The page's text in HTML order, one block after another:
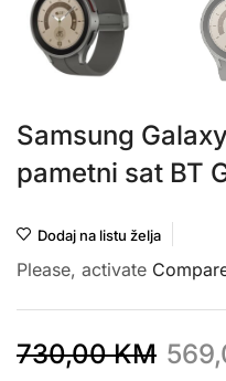
Samsung
pametni sat BT
Dodaj na listu želja
Please, activate
730,00KM